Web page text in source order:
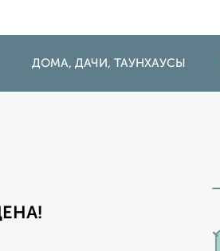
ДОМА, ДАЧИ, ТАУНХАУСЫ